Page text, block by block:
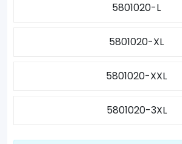
5801020-L
5801020-XL
5801020-XXL
5801020-3XL